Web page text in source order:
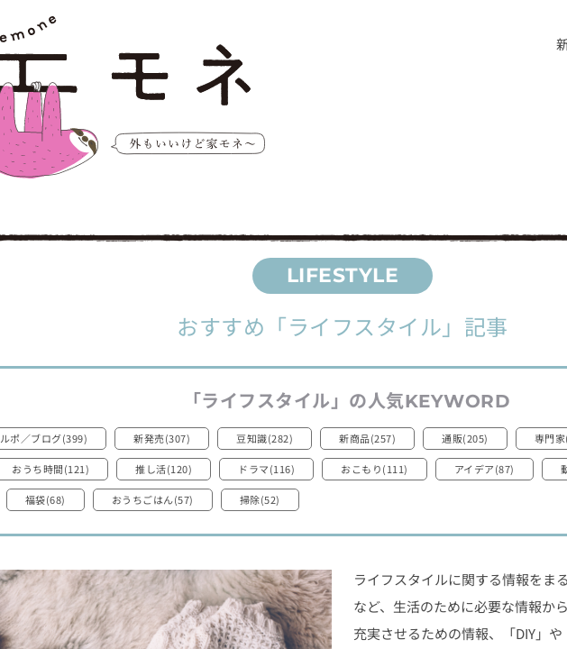
おすすめ 「ライフスタイル」 記事
「ライフスタイル」 の人気KEYWORD
ルポ／ブログ(399) 新発売(307) 豆知識(282) 新商品(257) 通販(205) 専門
おうち時間(121) 推し活(120) ドラマ(116) おこもり(111) アイデア(87)
福袋(68) おうちごはん(57) 掃除(52)
ライフスタイルに関する情報をま
など、生活のために必要な情報か
充実させるための情報、「DIY」